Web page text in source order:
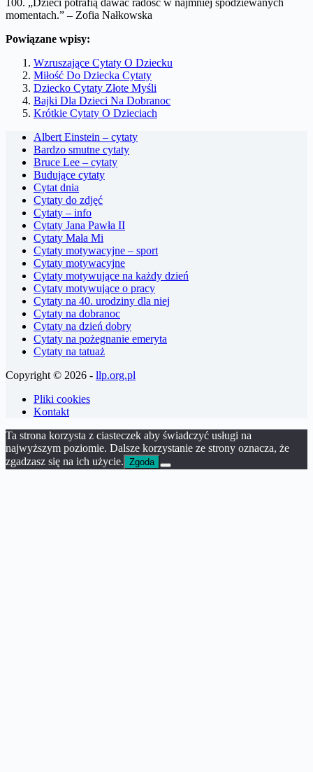
100. „Dzieci potrafią dawać radość w najmniej spodziewanych
momentach.” – Zofia Nałkowska
Powiązane wpisy:
Wzruszające Cytaty O Dziecku
Miłość Do Dziecka Cytaty
Dziecko Cytaty Złote Myśli
Bajki Dla Dzieci Na Dobranoc
Krótkie Cytaty O Dzieciach
Albert Einstein – cytaty
Bardzo smutne cytaty
Bruce Lee – cytaty
Budujące cytaty
Cytat dnia
Cytaty do zdjęć
Cytaty – info
Cytaty Jana Pawła II
Cytaty Mała Mi
Cytaty motywacyjne – sport
Cytaty motywacyjne
Cytaty motywujące na każdy dzień
Cytaty motywujące o pracy
Cytaty na 40. urodziny dla niej
Cytaty na dobranoc
Cytaty na dzień dobry
Cytaty na pożegnanie emeryta
Cytaty na tatuaż
Copyright © 2026 - llp.org.pl
Pliki cookies
Kontakt
Ta strona korzysta z ciasteczek aby świadczyć usługi na
najwyższym poziomie. Dalsze korzystanie ze strony oznacza, że
zgadzasz się na ich użycie. Zgoda